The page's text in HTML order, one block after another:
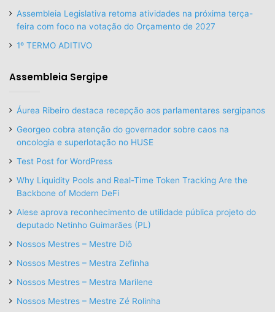
Assembleia Legislativa retoma atividades na próxima terça-
feira com foco na votação do Orçamento de 2027
1º TERMO ADITIVO
Assembleia Sergipe
Áurea Ribeiro destaca recepção aos parlamentares sergipanos
Georgeo cobra atenção do governador sobre caos na
oncologia e superlotação no HUSE
Test Post for WordPress
Why Liquidity Pools and Real-Time Token Tracking Are the
Backbone of Modern DeFi
Alese aprova reconhecimento de utilidade pública projeto do
deputado Netinho Guimarães (PL)
Nossos Mestres – Mestre Diô
Nossos Mestres – Mestra Zefinha
Nossos Mestres – Mestra Marilene
Nossos Mestres – Mestre Zé Rolinha